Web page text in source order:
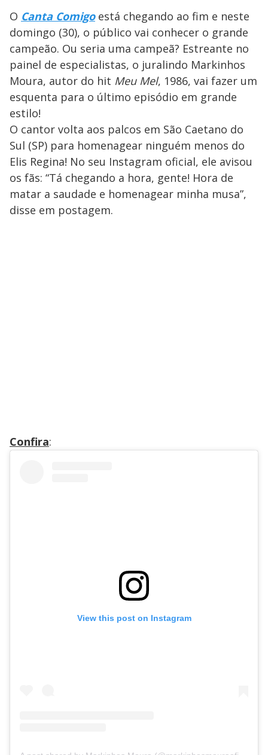
O Canta Comigoestá chegando ao fim e neste
domingo (30), o público vai conhecer o grande
campeão. Ou seria uma campeã? Estreante no
painel de especialistas, o juralindo Markinhos
Moura, autor do hit Meu Mel, 1986, vai fazer um
esquenta para o último episódio em grande
estilo!
O cantor volta aos palcos em São Caetano do
Sul (SP) para homenagear ninguém menos do
Elis Regina! No seu Instagram oficial, ele avisou
os fãs: “Tá chegando a hora, gente! Hora de
matar a saudade e homenagear minha musa”,
disse em postagem.
Confira:
View this post on Instagram